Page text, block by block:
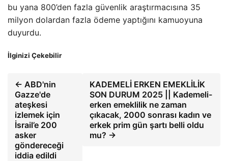
bu yana 800’den fazla güvenlik araştırmacısına 35
milyon dolardan fazla ödeme yaptığını kamuoyuna
duyurdu.
İlginizi Çekebilir
← ABD'nin
Gazze'de
ateşkesi
izlemek için
İsrail’e 200
asker
göndereceği
iddia edildi
KADEMELİ ERKEN EMEKLİLİK
SON DURUM 2025 || Kademeli-
erken emeklilik ne zaman
çıkacak, 2000 sonrası kadın ve
erkek prim gün şartı belli oldu
mu? →